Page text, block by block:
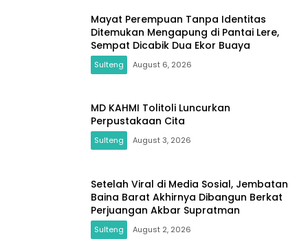
Mayat Perempuan Tanpa Identitas
Ditemukan Mengapung di Pantai Lere,
Sempat Dicabik Dua Ekor Buaya
Sulteng August 6, 2026
MD KAHMI Tolitoli Luncurkan
Perpustakaan Cita
Sulteng August 3, 2026
Setelah Viral di Media Sosial, Jembatan
Baina Barat Akhirnya Dibangun Berkat
Perjuangan Akbar Supratman
Sulteng August 2, 2026